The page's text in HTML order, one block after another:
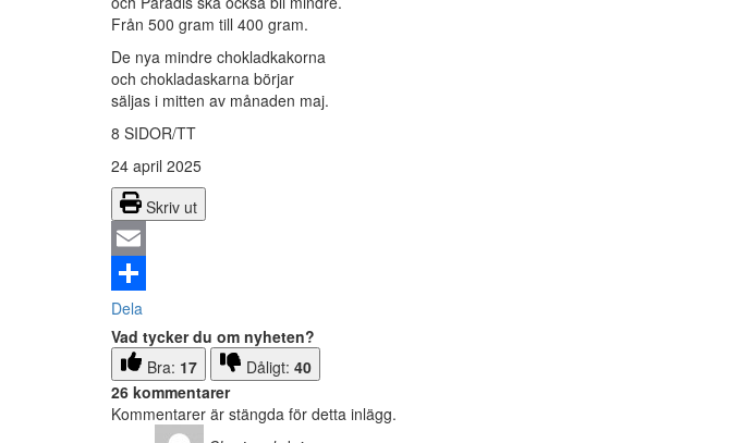
Från 500 gram till 400 gram.
De nya mindre chokladkakorna
och chokladaskarna börjar
säljas i mitten av månaden maj.
8 SIDOR/TT
24 april 2025
Skriv ut
Email
Dela
Vad tycker du om nyheten?
Bra: 17 Dåligt: 40
26 kommentarer
Kommentarer är stängda för detta inlägg.